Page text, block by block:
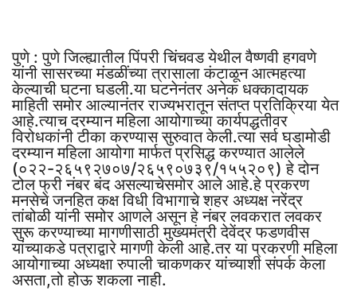
पुणे : पुणे जिल्ह्यातील पिंपरी चिंचवड येथील वैष्णवी हगवणे
यांनी सासरच्या मंडळींच्या त्रासाला कंटाळून आत्महत्या
केल्याची घटना घडली.या घटनेनंतर अनेक धक्कादायक
माहिती समोर आल्यानंतर राज्यभरातून संतप्त प्रतिक्रिया येत
आहे.त्याच दरम्यान महिला आयोगाच्या कार्यपद्धतीवर
विरोधकांनी टीका करण्यास सुरुवात केली.त्या सर्व घडामोडी
दरम्यान महिला आयोगा मार्फत प्रसिद्ध करण्यात आलेले
(०२२-२६५९२७०७/२६५९०७३९/१५५२०९) हे दोन
टोल फ्री नंबर बंद असल्याचेसमोर आले आहे.हे प्रकरण
मनसेचे जनहित कक्ष विधी विभागाचे शहर अध्यक्ष नरेंद्र
तांबोळी यांनी समोर आणले असून हे नंबर लवकरात लवकर
सुरू करण्याच्या मागणीसाठी मुख्यमंत्री देवेंद्र फडणवीस
यांच्याकडे पत्राद्वारे मागणी केली आहे.तर या प्रकरणी महिला
आयोगाच्या अध्यक्षा रुपाली चाकणकर यांच्याशी संपर्क केला
असता,तो होऊ शकला नाही.